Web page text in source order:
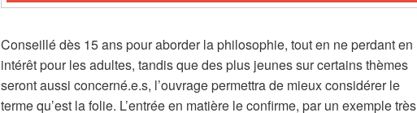
Conseillé dès 15 ans pour aborder la philosophie, tout en ne perdant en
intérêt pour les adultes, tandis que des plus jeunes sur certains thèmes
seront aussi concerné.e.s, l’ouvrage permettra de mieux considérer le
terme qu’est la folie. L’entrée en matière le confirme, par un exemple très